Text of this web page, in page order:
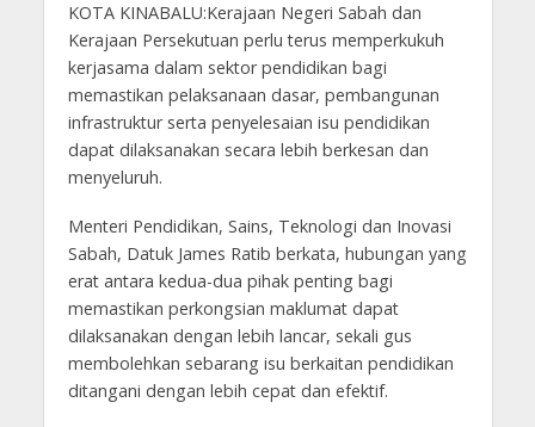
KOTA KINABALU:Kerajaan Negeri Sabah dan
Kerajaan Persekutuan perlu terus memperkukuh
kerjasama dalam sektor pendidikan bagi
memastikan pelaksanaan dasar, pembangunan
infrastruktur serta penyelesaian isu pendidikan
dapat dilaksanakan secara lebih berkesan dan
menyeluruh.
Menteri Pendidikan, Sains, Teknologi dan Inovasi
Sabah, Datuk James Ratib berkata, hubungan yang
erat antara kedua-dua pihak penting bagi
memastikan perkongsian maklumat dapat
dilaksanakan dengan lebih lancar, sekali gus
membolehkan sebarang isu berkaitan pendidikan
ditangani dengan lebih cepat dan efektif.